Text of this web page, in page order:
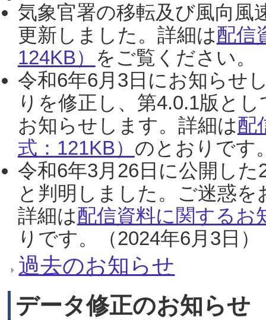
気象官署の移転及び風向風
更新しました。詳細は配信
124KB） をご覧ください。
令和6年6月3日にお知らせ
りを修正し、第4.0.1版と
お知らせします。詳細は配
式：121KB） のとおりです
令和6年3月26日に公開し
と判明しました。ご迷惑
詳細は配信資料に関するお
りです。（2024年6月3日）
過去のお知らせ
データ修正のお知らせ